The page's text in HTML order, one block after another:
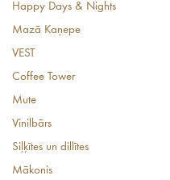
Happy Days & Nights
Mazā Kaņepe
VEST
Coffee Tower
Mute
Vinilbārs
Siļķītes un dillītes
Mākonis